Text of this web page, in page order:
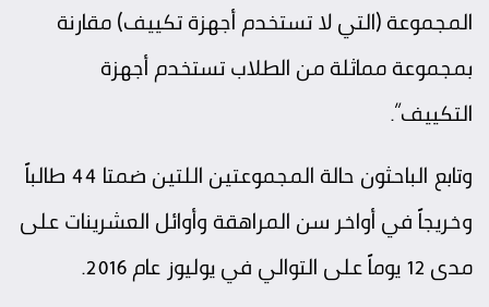
المجموعة (التي لا تستخدم أجهزة تكييف) مقارنة
بمجموعة مماثلة من الطلاب تستخدم أجهزة
التكييف”.
وتابع الباحثون حالة المجموعتين اللتين ضمتا 44 طالباً
وخريجاً في أواخر سن المراهقة وأوائل العشرينات على
مدى 12 يوماً على التوالي في يوليوز عام 2016.